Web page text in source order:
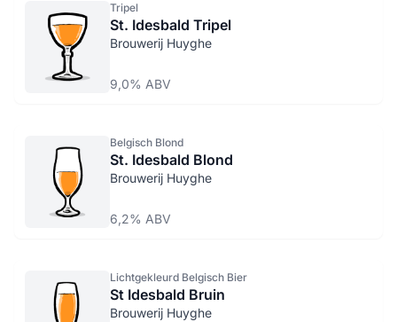
Tripel
St. Idesbald Tripel
Brouwerij Huyghe
9,0% ABV
Belgisch Blond
St. Idesbald Blond
Brouwerij Huyghe
6,2% ABV
Lichtgekleurd Belgisch Bier
St Idesbald Bruin
Brouwerij Huyghe